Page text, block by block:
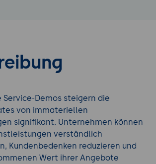
Service-Demos steigern die
von immateriellen
signifikant. Unternehmen können
verständlich
Kundenbedenken reduzieren und
Wert ihrer Angebote